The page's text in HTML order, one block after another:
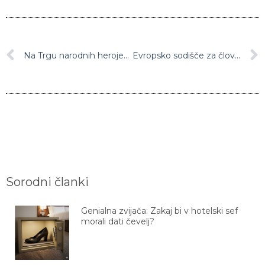
Na Trgu narodnih herojev ob stavbi DZ odkrili spomenik Francetu Bučarju Evropsko sodišče za človekove pravice v Strasbourgu je danes objavilo novo razsodbo proti Sloveniji
Sorodni članki
Genialna zvijača: Zakaj bi v hotelski sef
morali dati čevelj?